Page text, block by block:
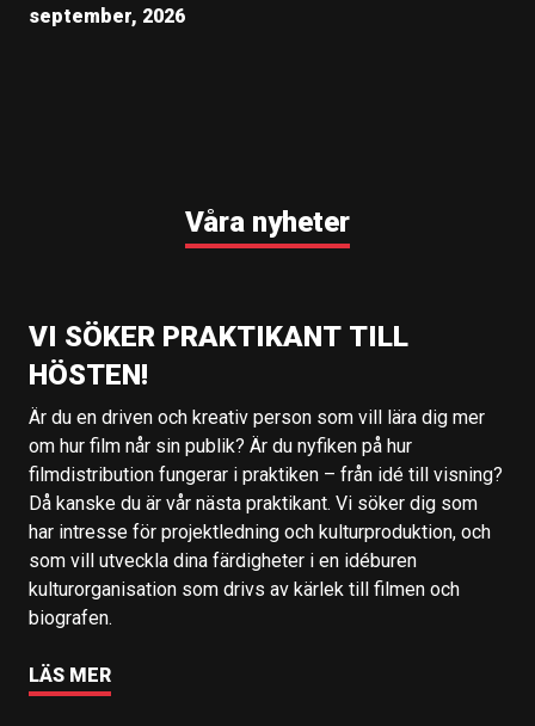
september, 2026
Våra nyheter
VI SÖKER PRAKTIKANT TILL
HÖSTEN!
Är du en driven och kreativ person som vill lära dig mer
om hur film når sin publik? Är du nyfiken på hur
filmdistribution fungerar i praktiken – från idé till visning?
Då kanske du är vår nästa praktikant. Vi söker dig som
har intresse för projektledning och kulturproduktion, och
som vill utveckla dina färdigheter i en idéburen
kulturorganisation som drivs av kärlek till filmen och
biografen.
LÄS MER